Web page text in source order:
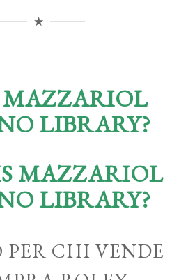
MAZZARIOL
LIBRARY?
MAZZARIOL
LIBRARY?
PER CHI VENDE